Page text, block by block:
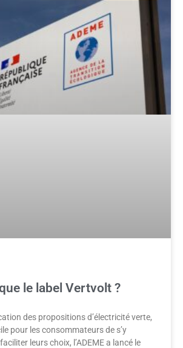
le label Vertvolt ?
des propositions d’électricité verte,
pour les consommateurs de s’y
leurs choix, l’ADEME a lancé le